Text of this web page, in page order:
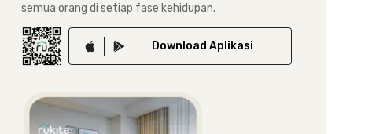
semua orang di setiap fase kehidupan.
Download Aplikasi